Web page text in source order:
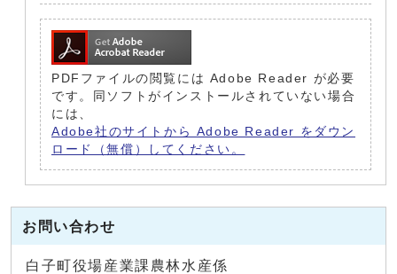
PDFファイルの閲覧には Adobe Reader が必要
です。同ソフトがインストールされていない場合
には、
Adobe社のサイトから Adobe Reader をダウン
ロード（無償）してください。
お問い合わせ
白子町役場産業課農林水産係